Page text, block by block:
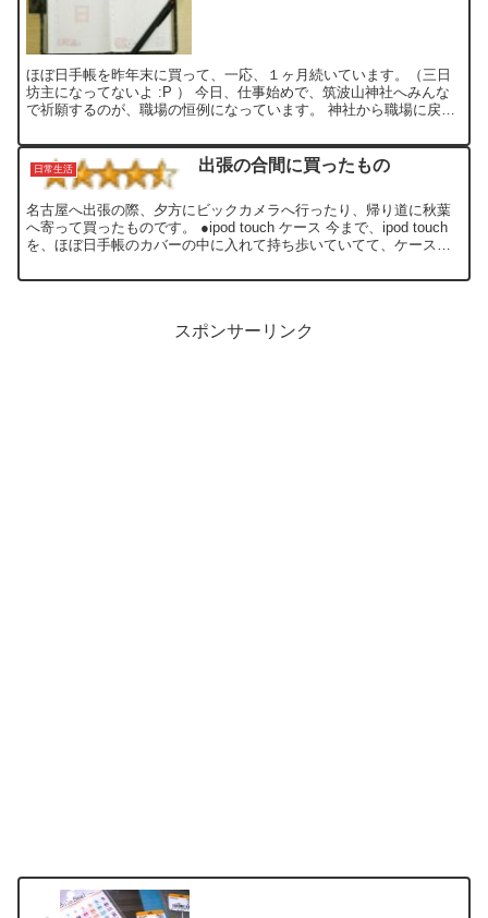
ほぼ日手帳を昨年末に買って、一応、１ヶ月続いています。（三日
坊主になってないよ :P ） 今日、仕事始めで、筑波山神社へみんな
で祈願するのが、職場の恒例になっています。 神社から職場に戻
日常生活 出張の合間に買ったもの
名古屋へ出張の際、夕方にビックカメラへ行ったり、帰り道に秋葉
へ寄って買ったものです。 ●ipod touch ケース 今まで、ipod touch
を、ほぼ日手帳のカバーの中に入れて持ち歩いていてて、ケースを
スポンサーリンク